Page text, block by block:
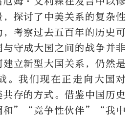
探讨了中美关系的复杂性
考察过去五百年的历史可
守成大国之间的战争并非
立新型大国关系，仍然是
。我们现在正走向大国对
存的方式。借鉴中国历史
和”“竞争性伙伴”“我中